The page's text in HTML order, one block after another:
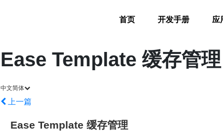
首页 开发手册 应
Ease Template 缓存管理
中文简体
上一篇
Ease Template 缓存管理